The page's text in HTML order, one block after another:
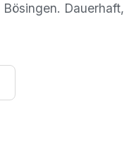
Bösingen. Dauerhaft,